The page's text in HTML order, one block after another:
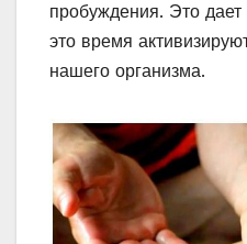
пробуждения. Это дает
это время
нашего организма.